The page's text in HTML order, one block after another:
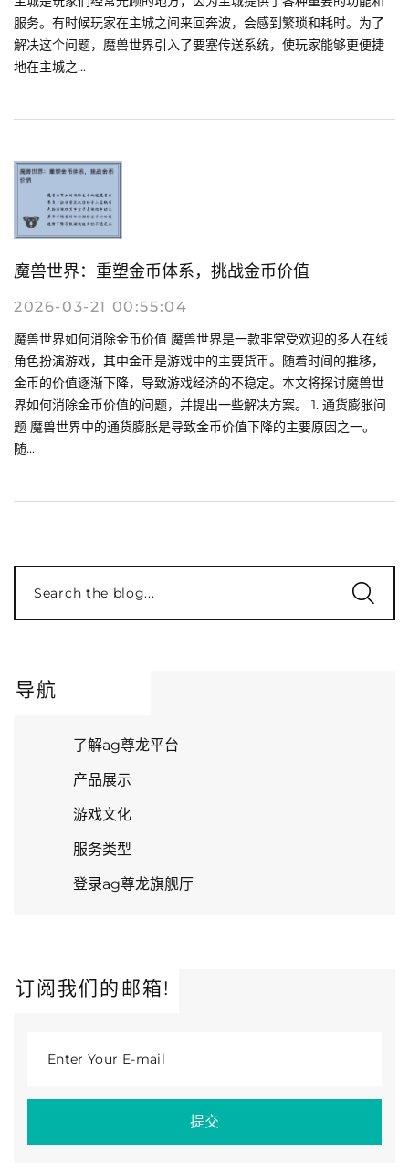
服务。有时候玩家在主城之间来回奔波，会感到繁琐和耗时。为了
解决这个问题，魔兽世界引入了要塞传送系统，使玩家能够更便捷
地在主城之...
魔兽世界：重塑金币体系，挑战金币价值
2026-03-21 00:55:04
魔兽世界如何消除金币价值 魔兽世界是一款非常受欢迎的多人在线
角色扮演游戏，其中金币是游戏中的主要货币。随着时间的推移，
金币的价值逐渐下降，导致游戏经济的不稳定。本文将探讨魔兽世
界如何消除金币价值的问题，并提出一些解决方案。 1. 通货膨胀问
题 魔兽世界中的通货膨胀是导致金币价值下降的主要原因之一。
随...
Search the blog...
导航
了解ag尊龙平台
产品展示
游戏文化
服务类型
登录ag尊龙旗舰厅
订阅我们的邮箱!
Enter Your E-mail
提交